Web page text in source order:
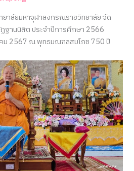
ยาลัยมหาจุฬาลงกรณราชวิทยาลัย จัด
ฐานนิสิต ประจำปีการศึกษา 2566
ม 2567 ณ พุทธมณฑลสมโภช 750 ปี